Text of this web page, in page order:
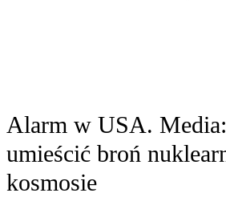
Alarm w USA.
umieścić broń
kosmosie